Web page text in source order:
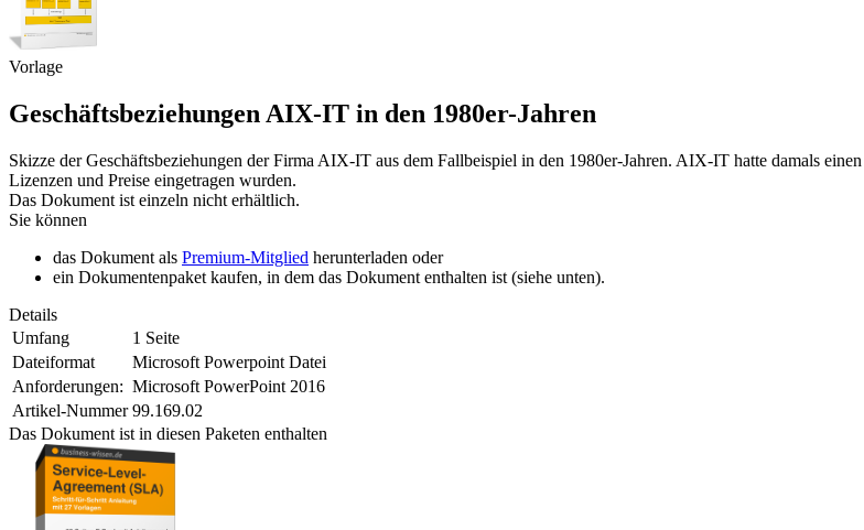
Vorlage
Geschäftsbeziehungen AIX-IT in den 1980er-Jahren
Skizze der Geschäftsbeziehungen der Firma AIX-IT aus dem Fallbeispiel in den 1980er-Jahren. AIX-IT hatte damals
Lizenzen und Preise eingetragen wurden.
Das Dokument ist einzeln nicht erhältlich.
Sie können
das Dokument als Premium-Mitglied herunterladen oder
ein Dokumentenpaket kaufen, in dem das Dokument enthalten ist (siehe unten).
Details
Umfang
1 Seite
Dateiformat
Microsoft Powerpoint Datei
Anforderungen: Microsoft PowerPoint 2016
Artikel-Nummer 99.169.02
Das Dokument ist in diesen Paketen enthalten